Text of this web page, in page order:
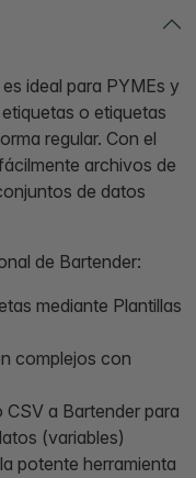
ideal para PYMEs y
o etiquetas
regular. Con el
archivos de
de datos
de Bartender:
mediante Plantillas
complejos con
a Bartender para
(variables)
potente herramienta